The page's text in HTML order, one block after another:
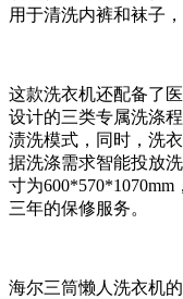
用于清洗内裤和袜子
这款洗衣机还配备了
设计的三类专属洗涤
渍洗模式，同时，洗
据洗涤需求智能投放
寸为
三年的保修服务。
海尔三筒懒人洗衣机